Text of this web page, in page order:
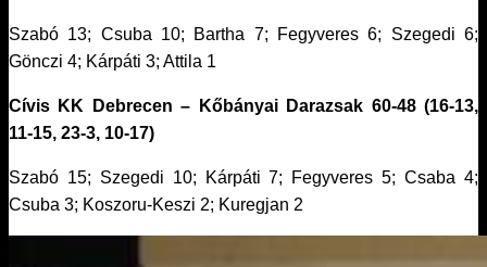
Szabó 13; Csuba 10; Bartha 7; Fegyveres 6; Szegedi 6;
Gönczi 4; Kárpáti 3; Attila 1
Cívis KK Debrecen – Kőbányai Darazsak 60-48 (16-13,
11-15, 23-3, 10-17)
Szabó 15; Szegedi 10; Kárpáti 7; Fegyveres 5; Csaba 4;
Csuba 3; Koszoru-Keszi 2; Kuregjan 2